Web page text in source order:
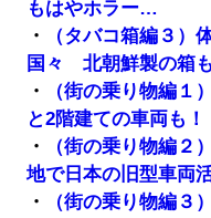
もはやホラー…
・
（タバコ箱編３）
国々 北朝鮮製の箱も
・
（街の乗り物編
と2階建ての車両も！
・
（街の乗り物編
地で日本の旧型車両
・
（街の乗り物編３